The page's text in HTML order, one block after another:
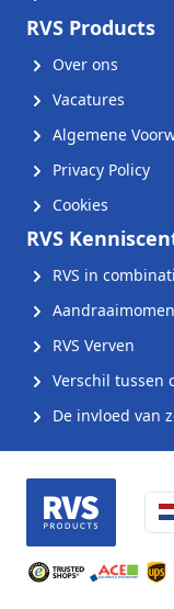
RVS Products
Over ons
Vacatures
Algemene
Privacy Policy
Cookies
RVS
RVS in
RVS Verven
Verschil tussen
De invloed van